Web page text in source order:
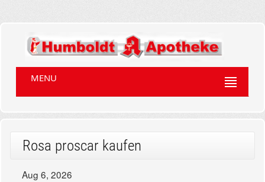
MENU
Rosa proscar kaufen
Aug 6, 2026